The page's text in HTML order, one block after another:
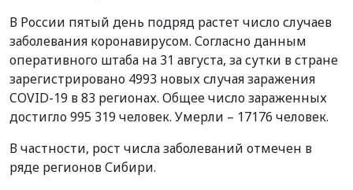
В России пятый день подряд растет число случаев
заболевания коронавирусом. Согласно данным
оперативного штаба на 31 августа, за сутки в стране
зарегистрировано 4993 новых случая заражения
COVID-19 в 83 регионах. Общее число зараженных
достигло 995 319 человек. Умерли – 17176 человек.
В частности, рост числа заболеваний отмечен в
ряде регионов Сибири.